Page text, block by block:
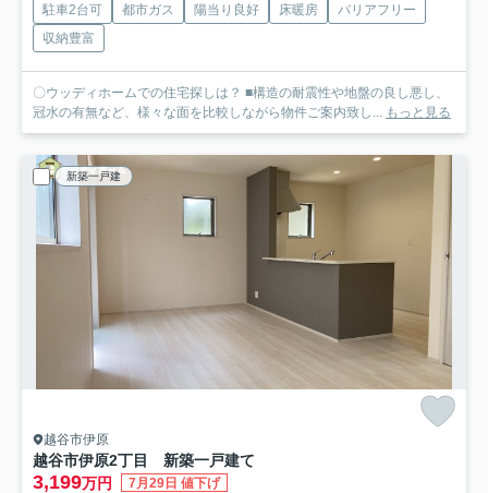
駐車2台可 都市ガス 陽当り良好 床暖房
バリアフリー
収納豊富
〇ウッディホームでの住宅探しは？ ■構造の耐震性や地盤の良し悪し、
冠水の有無など、様々な面を比較しながら物件ご案内致し...
もっと見る
新築一戸建
越谷市伊原
越谷市伊原2丁目 新築一戸建て
3,199万円 7月29日 値下げ